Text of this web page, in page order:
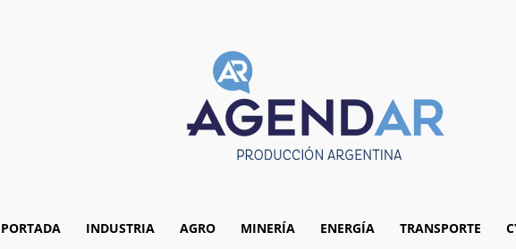
PORTADA INDUSTRIA AGRO MINERÍA ENERGÍA TRANSPORTE